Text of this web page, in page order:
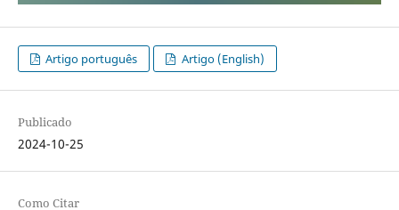
Artigo português Artigo (English)
Publicado
2024-10-25
Como Citar